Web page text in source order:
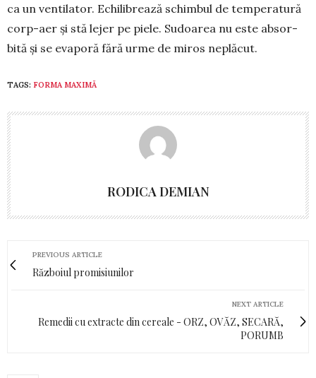
ca un ven­tilator. Echili­brea­ză schimbul de temperatură
corp-aer și stă lejer pe piele. Sudoarea nu este absor­
bită și se evaporă fără urme de miros neplăcut.
TAGS: FORMA MAXIMĂ
RODICA DEMIAN
PREVIOUS ARTICLE
Războiul promisiunilor
NEXT ARTICLE
Remedii cu extracte din cereale - ORZ, OVĂZ, SECARĂ,
PORUMB